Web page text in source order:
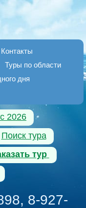
Контакты
Туры по области
дня
2026
Поиск тура
тур
8-927-